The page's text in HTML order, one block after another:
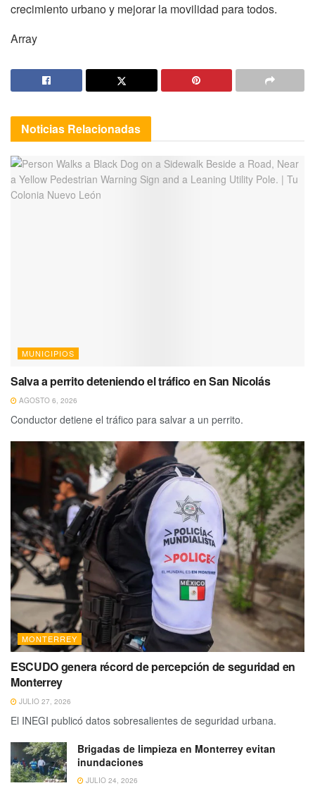
crecimiento urbano y mejorar la movilidad para todos.
Array
Noticias Relacionadas
MUNICIPIOS
Salva a perrito deteniendo el tráfico en San Nicolás
AGOSTO 6, 2026
Conductor detiene el tráfico para salvar a un perrito.
MONTERREY
ESCUDO genera récord de percepción de seguridad en
Monterrey
JULIO 27, 2026
El INEGI publicó datos sobresalientes de seguridad urbana.
Brigadas de limpieza en Monterrey evitan
inundaciones
JULIO 24, 2026